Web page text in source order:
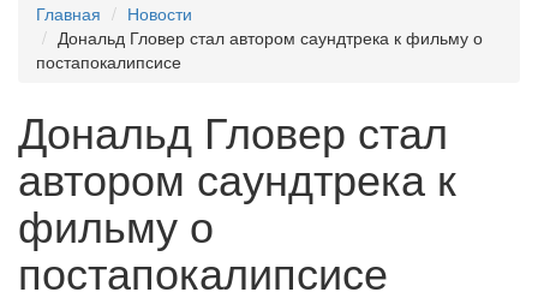
Главная
Новости
Дональд Гловер стал автором саундтрека к фильму о
постапокалипсисе
Дональд Гловер стал
автором саундтрека к
фильму о
постапокалипсисе